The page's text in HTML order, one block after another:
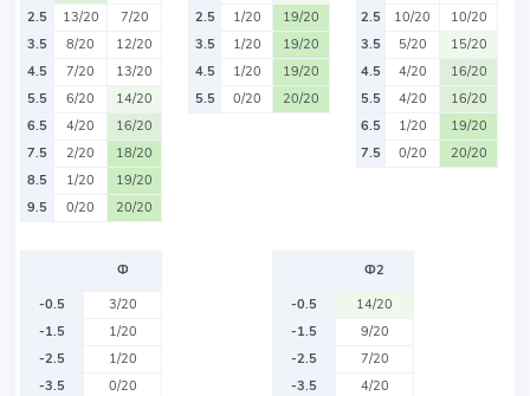
2.5
13/20
7/20
3.5
8/20
12/20
4.5
7/20
13/20
5.5
6/20
14/20
6.5
4/20
16/20
7.5
2/20
18/20
8.5
1/20
19/20
9.5
0/20 20/20
2.5
1/20
19/20
3.5
1/20
19/20
4.5
1/20
19/20
5.5
0/20 20/20
2.5
10/20
10/20
3.5
5/20
15/20
4.5
4/20
16/20
5.5
4/20
16/20
6.5
1/20
19/20
7.5
0/20 20/20
Ф
-0.5
3/20
-1.5
1/20
-2.5
1/20
-3.5
0/20
Ф2
-0.5
14/20
-1.5
9/20
-2.5
7/20
-3.5
4/20